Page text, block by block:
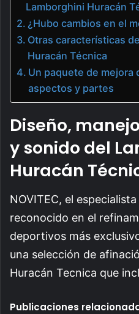
Lamborghini Huracán
¿Hubo cambios en el
Otras características
Huracán Técnica
Un paquete de mejora
aspectos y partes
Diseño,
y sonido del
Huracán
NOVITEC, el
reconocido en el
deportivos más
una selección de
Huracán Tecnica que
Publicaciones